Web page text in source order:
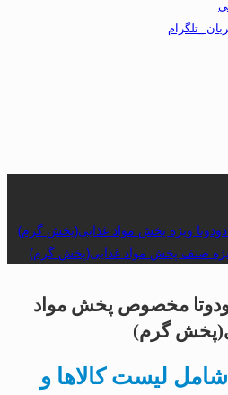
_تلگرام
دودوتا ویژه پخش مواد غذایی(پخش گرم)
ویژه صنف پخش مواد غذایی(پخش گرم)
مخصوص پخش مواد
گرم)
شامل لیست کالاها و